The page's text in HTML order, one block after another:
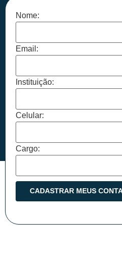
Nome:
Email:
Instituição:
Celular:
Cargo: